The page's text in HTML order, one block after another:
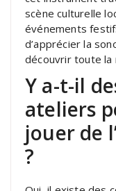
scène culturelle
événements
d’apprécier la
découvrir toute la
Y a-t-il
ateliers
jouer de
?